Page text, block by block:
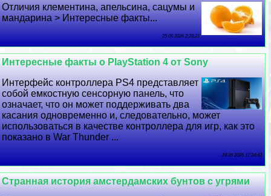
Отличия клементина, апельсина, сацумы и
мaндарина > Интересные факты...
25 06 2026 2:28:21
Интересные факты о PlayStation 4 от Sony
Интерфейс контроллера PS4 представляет
собой емкостную сенсорную панель, что
означает, что он может поддерживать два
касания одновременно и, следовательно, может
использоваться в качестве контроллера для игр, как это
показано в War Thunder ...
24 06 2026 17:34:43
Странная история амстердамских бунтов с угрями